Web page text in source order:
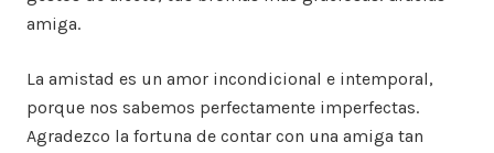
amiga.
La amistad es un amor incondicional e intemporal,
porque nos sabemos perfectamente imperfectas.
Agradezco la fortuna de contar con una amiga tan